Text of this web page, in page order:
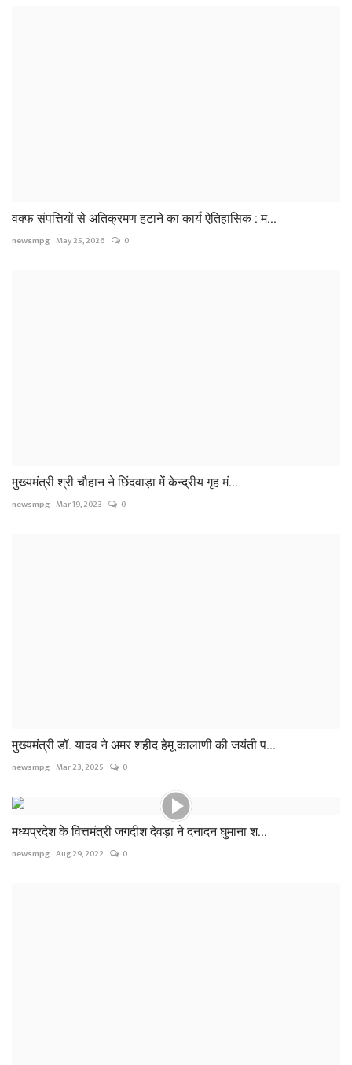
वक्फ संपत्तियों से अतिक्रमण हटाने का कार्य ऐतिहासिक : म...
newsmpg May 25, 2026 0
मुख्यमंत्री श्री चौहान ने छिंदवाड़ा में केन्द्रीय गृह मं...
newsmpg Mar 19, 2023 0
मुख्यमंत्री डॉ. यादव ने अमर शहीद हेमू कालाणी की जयंती प...
newsmpg Mar 23, 2025 0
मध्यप्रदेश के वित्तमंत्री जगदीश देवड़ा ने दनादन घुमाना श...
newsmpg Aug 29, 2022 0